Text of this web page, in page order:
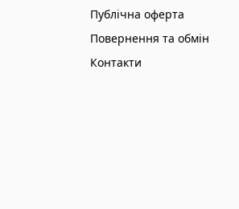
Публічна оферта
Повернення та обмін
Контакти